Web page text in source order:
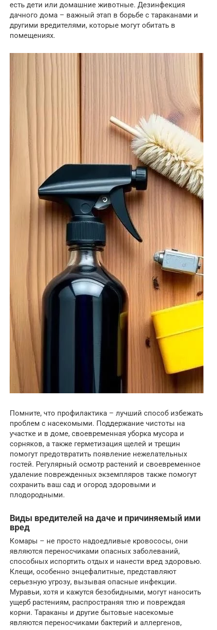
есть дети или домашние животные. Дезинфекция
дачного дома – важный этап в борьбе с тараканами и
другими вредителями, которые могут обитать в
помещениях.
Помните, что профилактика – лучший способ избежать
проблем с насекомыми. Поддержание чистоты на
участке и в доме, своевременная уборка мусора и
сорняков, а также герметизация щелей и трещин
помогут предотвратить появление нежелательных
гостей. Регулярный осмотр растений и своевременное
удаление поврежденных экземпляров также помогут
сохранить ваш сад и огород здоровыми и
плодородными.
Виды вредителей на даче и причиняемый ими
вред
Комары – не просто надоедливые кровососы, они
являются переносчиками опасных заболеваний,
способных испортить отдых и нанести вред здоровью.
Клещи, особенно энцефалитные, представляют
серьезную угрозу, вызывая опасные инфекции.
Муравьи, хотя и кажутся безобидными, могут наносить
ущерб растениям, распространяя тлю и повреждая
корни. Тараканы и другие бытовые насекомые
являются переносчиками бактерий и аллергенов,